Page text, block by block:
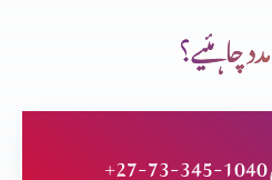
دیگر انبیا سے بڑح کر کیوں ہیں؟ حصہ 3
چاہئیے؟